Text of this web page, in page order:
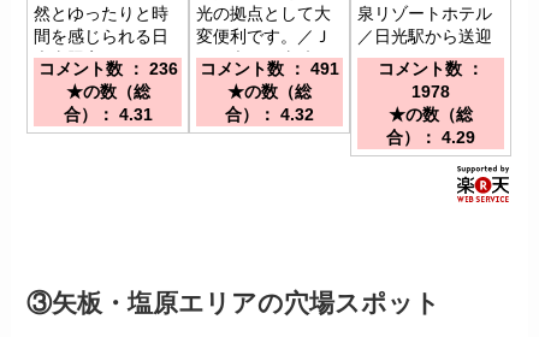
然とゆったりと時
間を感じられる日
光東照宮ゆかりの
宿／日光駅よりお
車にて約１０分
コメント数 ： 236
★の数（総
合）： 4.31
光の拠点として大
変便利です。／Ｊ
Ｒ日光駅・東武日
光駅よりタクシー
で約５分・路線バ
ス７分・世界遺産
コメント数 ： 491
★の数（総
合）： 4.32
泉リゾートホテル
／日光駅から送迎
シャトルバスあり
（運行時間はお問
合せください）日
光IC～日光霧降方
面へ車20分 日光
東照宮車迄車20分
コメント数 ：
1978
★の数（総
合）： 4.29
③矢板・塩原エリアの穴場スポット